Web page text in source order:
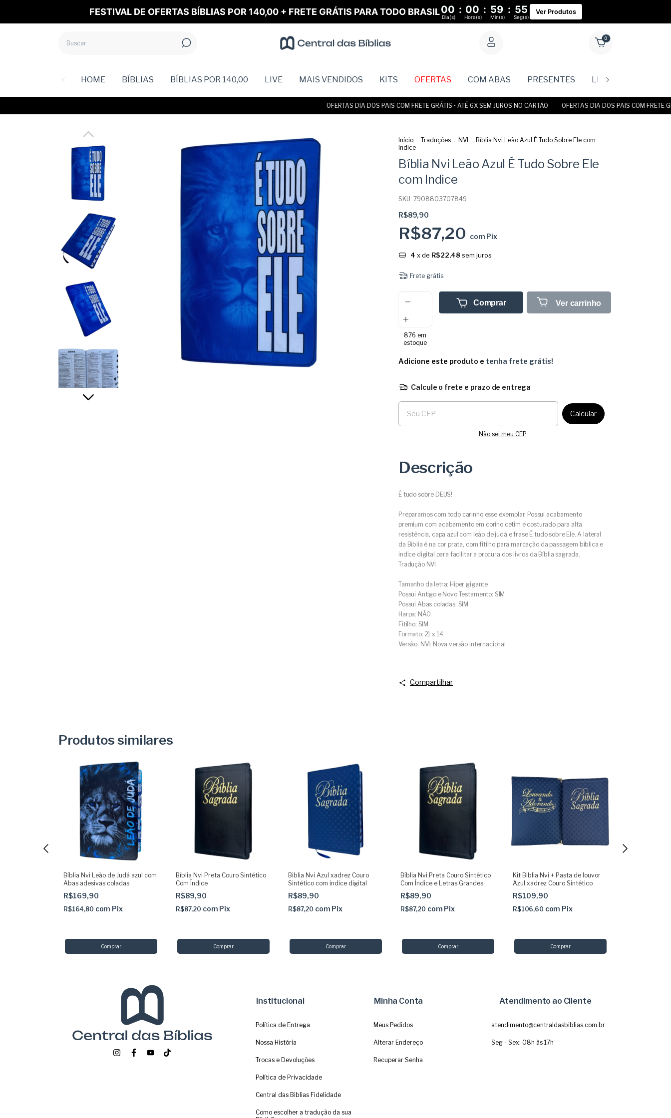
OFERTAS DIA DOS PAIS COM FRETE GRÁTIS • ATÉ 6X SEM JUROS NO CARTÃO OFERTAS DIA DOS PAIS COM FRETE
FESTIVAL DE OFERTAS BÍBLIAS POR 140,00 + FRETE GRÁTIS PARA TODO BRASIL00 : 00 : 59 : 55
Dia(s) Hora(s) Min(s) Seg(s)
Ver Produtos
0
HOME BÍBLIAS BÍBLIAS POR 140,00 LIVE MAIS VENDIDOS KITS OFERTAS COM ABAS PRESENTES LIVROS
Início . Traduções . NVI . Bíblia Nvi Leão Azul É Tudo Sobre Ele com
Indice
Bíblia Nvi Leão Azul É Tudo Sobre Ele
com Indice
SKU: 7908803707849
R$89,90
R$87,20 com Pix
4 x de R$22,48 sem juros
Frete grátis
876 em
estoque
Comprar Ver carrinho
Adicione este produto e tenha frete grátis!
Calcule o frete e prazo de entrega
Entregas para o CEP:
Calcular
Não sei meu CEP
Descrição
É tudo sobre DEUS!
Preparamos com todo carinho esse exemplar, Possui acabamento
premium com acabamento em corino cetim e costurado para alta
resistência, capa azul com leão de judá e frase É tudo sobre Ele. A lateral
da Bíblia é na cor prata, com fitilho para marcação da passagem bíblica e
indice digital para facilitar a procura dos livros da Bíblia sagrada.
Tradução NVI
Tamanho da letra: Hiper gigante
Possui Antigo e Novo Testamento: SIM
Possui Abas coladas: SIM
Harpa: NÃO
Fitilho: SIM
Formato: 21 x 14
Versão: NVI: Nova versão internacional
Compartilhar
Produtos similares
Bíblia Nvi Leão de Judá azul com
Abas adesivas coladas
R$169,90
R$164,80 com Pix
Bíblia Nvi Preta Couro Sintético
Com Índice
R$89,90
R$87,20 com Pix
Biblia Nvi Azul xadrez Couro
Sintético com indice digital
R$89,90
R$87,20 com Pix
Bíblia Nvi Preta Couro Sintético
Com Índice e Letras Grandes
R$89,90
R$87,20 com Pix
Kit Biblia Nvi + Pasta de louvor
Azul xadrez Couro Sintético
R$109,90
R$106,60 com Pix
Institucional
Política de Entrega
Nossa História
Trocas e Devoluções
Política de Privacidade
Central das Biblias Fidelidade
Como escolher a tradução da sua
Minha Conta
Meus Pedidos
Alterar Endereço
Recuperar Senha
Atendimento ao Cliente
atendimento@centraldasbiblias.com.br
Seg - Sex: 08h às 17h